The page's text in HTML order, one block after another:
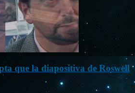
que la diapositiva de Roswell